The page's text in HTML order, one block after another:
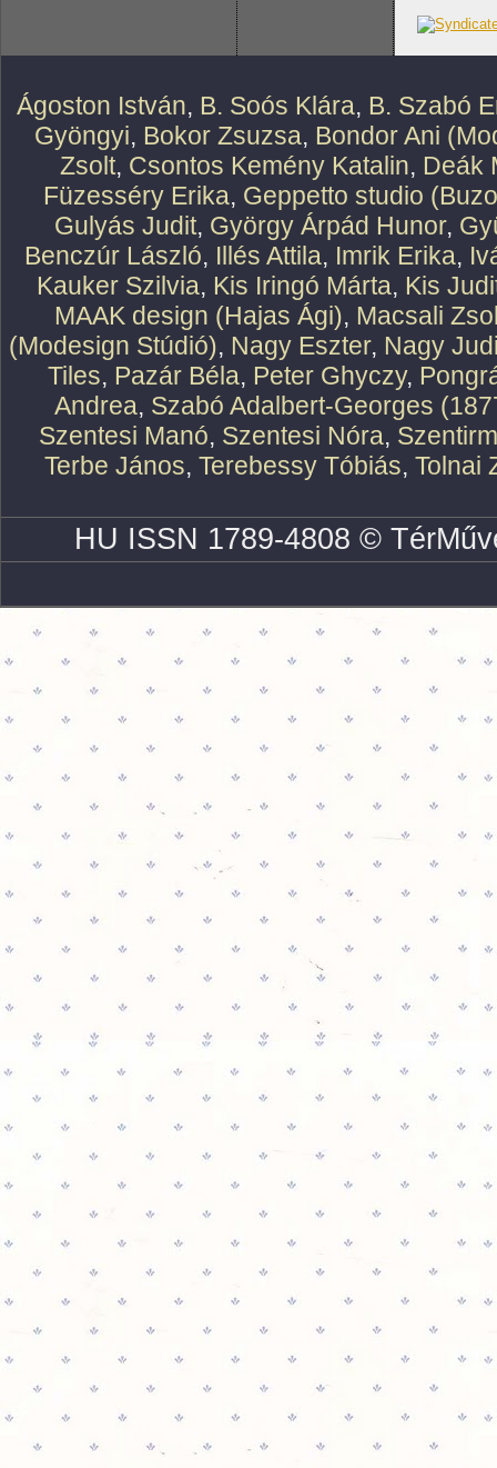
Ágoston István, B. Soós Klára, B. Szabó
Gyöngyi, Bokor Zsuzsa, Bondor Ani
Zsolt, Csontos Kemény Katalin, Deák
Füzesséry Erika, Geppetto studio
Gulyás Judit, György Árpád Hunor,
Benczúr László, Illés Attila, Imrik Erika,
Kauker Szilvia, Kis Iringó Márta, Kis
MAAK design (Hajas Ági), Macsali
(Modesign Stúdió), Nagy Eszter, Nagy
Tiles, Pazár Béla, Peter Ghyczy,
Andrea, Szabó Adalbert-Georges
Szentesi Manó, Szentesi Nóra,
Terbe János, Terebessy Tóbiás, Tolnai
HU ISSN 1789-4808 ©